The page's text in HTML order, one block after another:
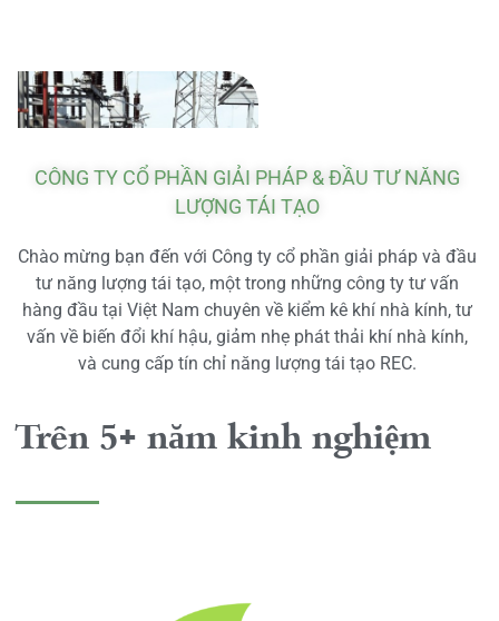
CÔNG TY CỔ PHẦN GIẢI PHÁP & ĐẦU TƯ NĂNG
LƯỢNG TÁI TẠO
Chào mừng bạn đến với Công ty cổ phần giải pháp và đầu
tư năng lượng tái tạo, một trong những công ty tư vấn
hàng đầu tại Việt Nam chuyên về kiểm kê khí nhà kính, tư
vấn về biến đổi khí hậu, giảm nhẹ phát thải khí nhà kính,
và cung cấp tín chỉ năng lượng tái tạo REC.
Trên 5+ năm kinh nghiệm